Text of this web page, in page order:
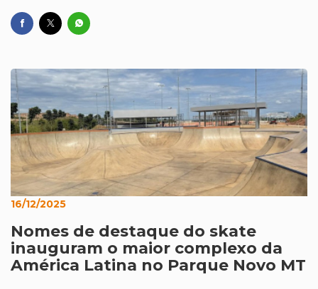
16/12/2025
Nomes de destaque do skate
inauguram o maior complexo da
América Latina no Parque Novo MT